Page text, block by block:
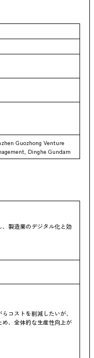
Guozhong Venture
Dinghe Gundam
製造業のデジタル化と効
コストを削減したいが、
、全体的な生産性向上が